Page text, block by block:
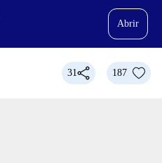
Abrir
31 187